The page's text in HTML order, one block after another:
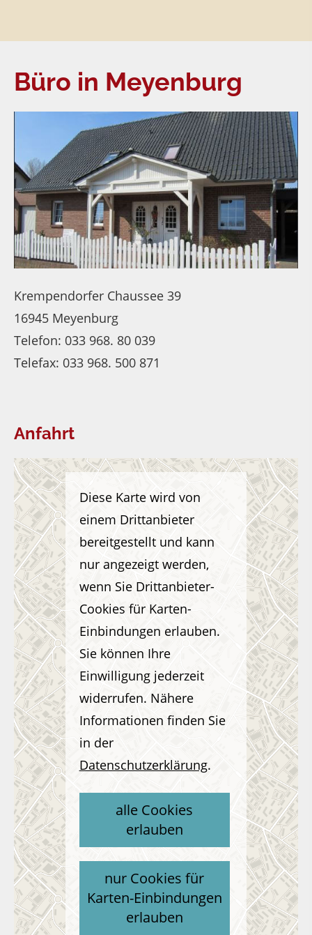
Büro in Meyenburg
Krempendorfer Chaussee 39
16945 Meyenburg
Telefon: 033 968. 80 039
Telefax: 033 968. 500 871
Anfahrt
Diese Karte wird von
einem Drittanbieter
bereitgestellt und kann
nur angezeigt werden,
wenn Sie Drittanbieter-
Cookies für Karten-
Einbindungen erlauben.
Sie können Ihre
Einwilligung jederzeit
widerrufen. Nähere
Informationen finden Sie
in der
Datenschutzerklärung.
alle Cookies
erlauben
nur Cookies für
Karten-Einbindungen
erlauben